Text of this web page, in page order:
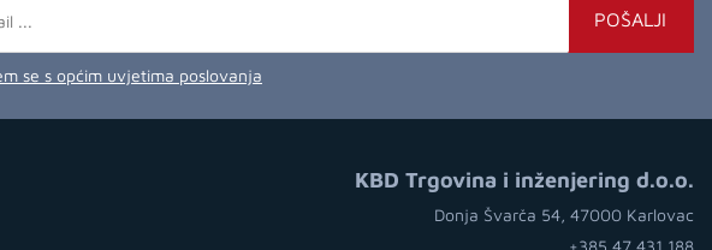
POŠALJI
se s općim uvjetima poslovanja
KBD Trgovina i inženjering d.o.o.
Donja Švarča 54, 47000 Karlovac
+385 47 431 188